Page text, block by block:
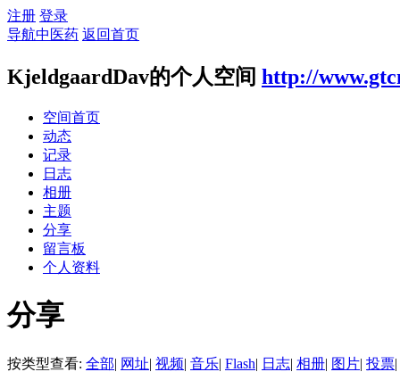
注册 登录
导航中医药 返回首页
KjeldgaardDav的个人空间 http://
空间首页
动态
记录
日志
相册
主题
分享
留言板
个人资料
分享
按类型查看: 全部| 网址| 视频| 音乐| Flash| 日志| 相册| 图片| 投票|